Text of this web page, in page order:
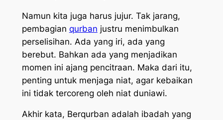
Namun kita juga harus jujur. Tak jarang,
pembagian qurban justru menimbulkan
perselisihan. Ada yang iri, ada yang
berebut. Bahkan ada yang menjadikan
momen ini ajang pencitraan. Maka dari itu,
penting untuk menjaga niat, agar kebaikan
ini tidak tercoreng oleh niat duniawi.
Akhir kata, Berqurban adalah ibadah yang